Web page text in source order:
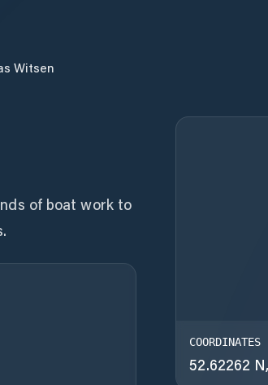
Witsen
of boat work to
COORDINATES
52.62262